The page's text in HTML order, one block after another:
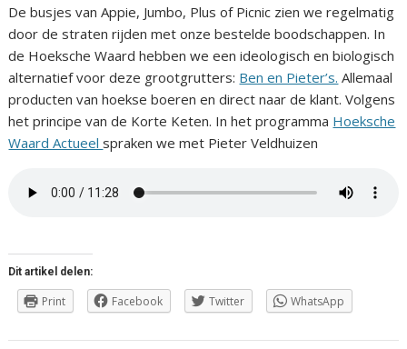
De busjes van Appie, Jumbo, Plus of Picnic zien we regelmatig
door de straten rijden met onze bestelde boodschappen. In
de Hoeksche Waard hebben we een ideologisch en biologisch
alternatief voor deze grootgrutters: Ben en Pieter’s. Allemaal
producten van hoekse boeren en direct naar de klant. Volgens
het principe van de Korte Keten. In het programma Hoeksche
Waard Actueelspraken we met Pieter Veldhuizen
Dit artikel delen:
Print Facebook Twitter WhatsApp